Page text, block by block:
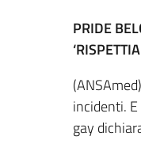
PRIDE
incidenti.
gay